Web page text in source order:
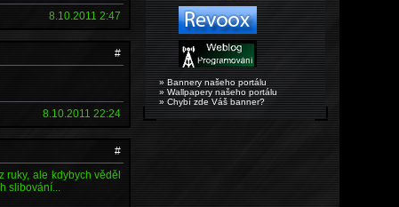
8.10.2011 2:47
#
8.10.2011 22:24
#
ruky, ale kdybych věděl
slibování...
» Bannery našeho portálu
» Wallpapery našeho portálu
» Chybí zde Váš banner?